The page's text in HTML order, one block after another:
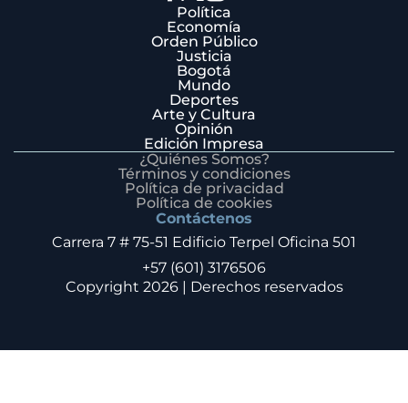
Política
Economía
Orden Público
Justicia
Bogotá
Mundo
Deportes
Arte y Cultura
Opinión
Edición Impresa
¿Quiénes Somos?
Términos y condiciones
Política de privacidad
Política de cookies
Contáctenos
Carrera 7 # 75-51 Edificio Terpel Oficina 501
+57 (601) 3176506
Copyright 2026 | Derechos reservados